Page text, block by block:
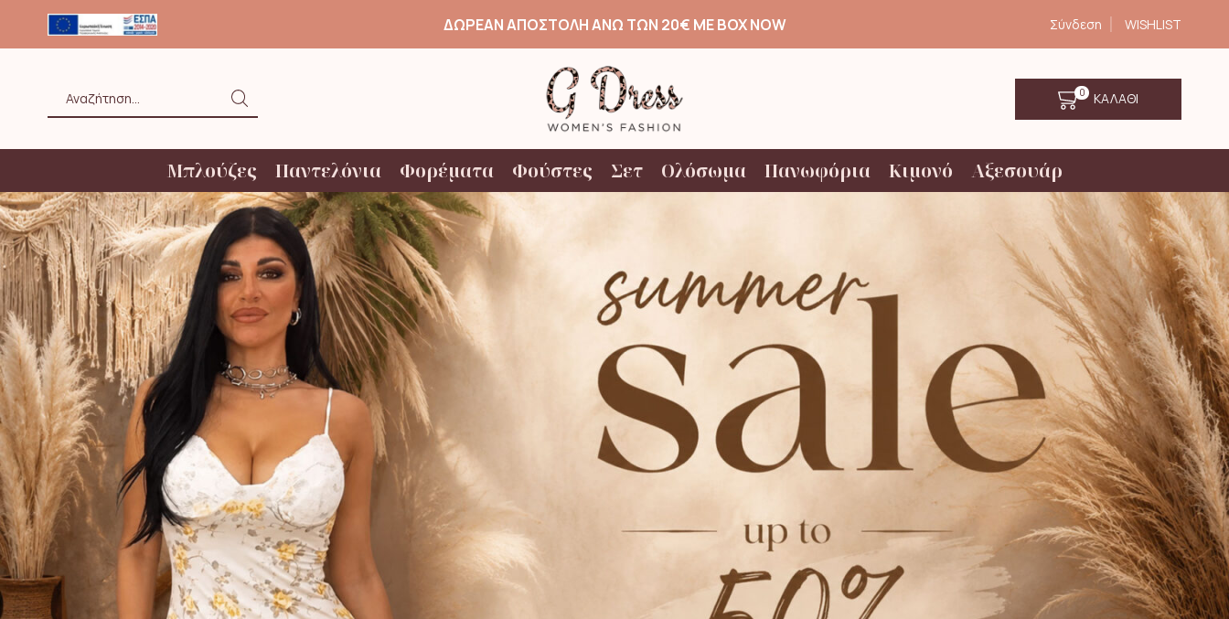
ΑΝΩ ΤΩΝ 20€ ΜΕ BOX NOW ΔΩΡΕΑΝ ΑΠΟΣΤΟΛΗ ΑΝΩ ΤΩΝ 20€ ΜΕ BOX NOW Σύνδεση WISHLIST
input
0 ΚΑΛΑΘΙ
Μπλούζες Παντελόνια Φορέματα Φούστες Σετ Ολόσωμα Πανωφόρια Κιμονό Αξεσουάρ